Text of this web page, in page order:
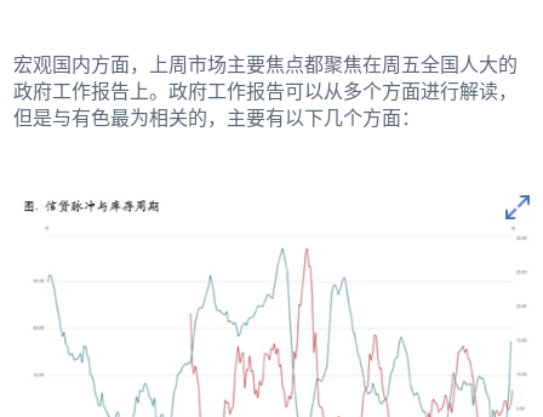
宏观国内方面，上周市场主要焦点都聚焦在周五全国人大的
政府工作报告上。政府工作报告可以从多个方面进行解读，
但是与有色最为相关的，主要有以下几个方面：